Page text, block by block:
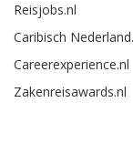
Reisjobs.nl
Caribisch
Careerexperience.nl
Zakenreisawards.nl